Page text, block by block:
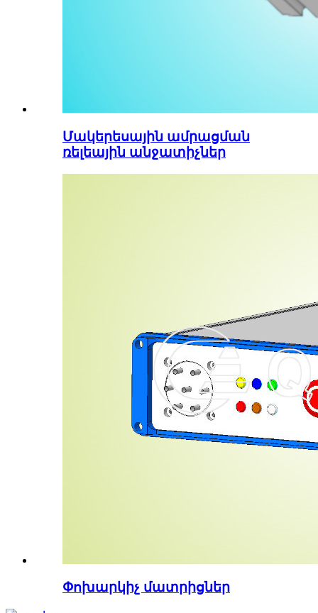
Մակերեսային ամրացման
ռելեային անջատիչներ
Փոխարկիչ մատրիցներ